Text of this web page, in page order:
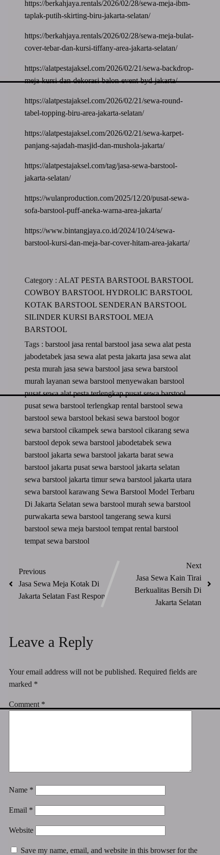
https://berkahjaya.rentals/2026/02/28/sewa-meja-ibm-
taplak-putih-skirting-biru-jakarta-selatan/
https://berkahjaya.rentals/2026/02/28/sewa-meja-bulat-
cover-tebar-dan-kursi-tiffany-area-jakarta-selatan/
https://alatpestajaksel.com/2026/02/21/sewa-backdrop-
meja-kursi-dan-dekorasi-balon-event-byd-jakarta/
https://alatpestajaksel.com/2026/02/21/sewa-round-
tabel-topping-biru-area-jakarta-selatan/
https://alatpestajaksel.com/2026/02/21/sewa-karpet-
panjang-sajadah-masjid-dan-mushola-jakarta/
https://alatpestajaksel.com/tag/jasa-sewa-barstool-
jakarta-selatan/
https://wulanproduction.com/2025/12/20/pusat-sewa-
sofa-barstool-puff-aneka-warna-area-jakarta/
https://www.bintangjaya.co.id/2024/10/24/sewa-
barstool-kursi-dan-meja-bar-cover-hitam-area-jakarta/
Category : ALAT PESTABARSTOOLBARSTOOL
COWBOYBARSTOOL HYDROLICBARSTOOL
KOTAKBARSTOOL SENDERANBARSTOOL
SILINDERKURSI BARSTOOLMEJA
BARSTOOL
Tags : barstooljasa rental barstooljasa sewa alat pesta
jabodetabekjasa sewa alat pesta jakartajasa sewa alat
pesta murahjasa sewa barstooljasa sewa barstool
murahlayanan sewa barstoolmenyewakan barstool
pusat sewa alat pesta terlengkappusat sewa barstool
pusat sewa barstool terlengkaprental barstoolsewa
barstoolsewa barstool bekasisewa barstool bogor
sewa barstool cikampeksewa barstool cikarangsewa
barstool depoksewa barstool jabodetabeksewa
barstool jakartasewa barstool jakarta baratsewa
barstool jakarta pusatsewa barstool jakarta selatan
sewa barstool jakarta timursewa barstool jakarta utara
sewa barstool karawang Sewa Barstool Model Terbaru
Di Jakarta Selatansewa barstool murahsewa barstool
purwakartasewa barstool tangerangsewa kursi
barstoolsewa meja barstooltempat rental barstool
tempat sewa barstool
Previous
Jasa Sewa Meja Kotak Di
Jakarta Selatan Fast Respon
Next
Jasa Sewa Kain Tirai
Berkualitas Bersih Di
Jakarta Selatan
Leave a Reply
Your email address will not be published. Required fields are
marked *
Comment *
Name *
Email *
Website
Save my name, email, and website in this browser for the